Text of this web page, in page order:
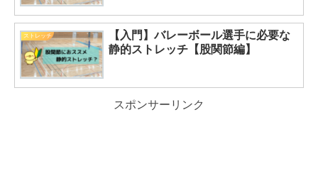
ストレッチ
【入門】バレーボール選手に必要な
静的ストレッチ【股関節編】
スポンサーリンク